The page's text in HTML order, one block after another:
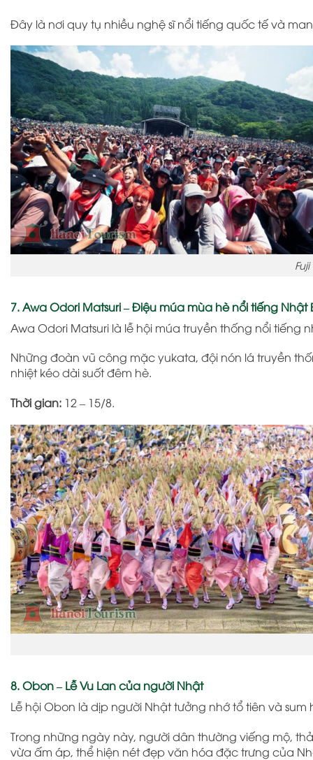
Đây là nơi quy tụ nhiều nghệ sĩ nổi tiếng quốc tế và
7. Awa Odori Matsuri – Điệu múa mùa hè nổi tiếng Nhật
Awa Odori Matsuri là lễ hội múa truyền thống nổi tiếng
Những đoàn vũ công mặc yukata, đội nón lá truyền
nhiệt kéo dài suốt đêm hè.
Thời gian: 12 – 15/8.
8. Obon – Lễ Vu Lan của người Nhật
Lễ hội Obon là dịp người Nhật tưởng nhớ tổ tiên và sum
Trong những ngày này, người dân thường viếng mộ,
vừa ấm áp, thể hiện nét đẹp văn hóa đặc trưng của